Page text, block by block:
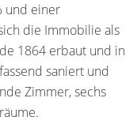
und einer
die Immobilie als
1864 erbaut und in
saniert und
Zimmer, sechs